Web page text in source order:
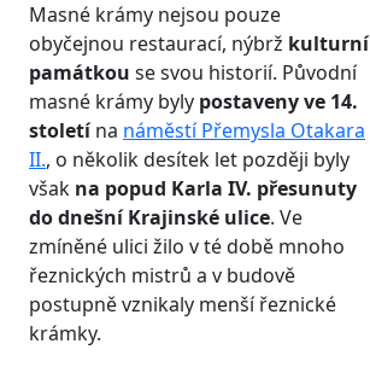
Masné krámy nejsou pouze
obyčejnou restaurací, nýbrž kulturní
památkou se svou historií. Původní
masné krámy byly postaveny ve 14.
stoletína náměstí Přemysla Otakara
II., o několik desítek let později byly
však na popud Karla IV. přesunuty
do dnešní Krajinské ulice. Ve
zmíněné ulici žilo v té době mnoho
řeznických mistrů a v budově
postupně vznikaly menší řeznické
krámky.